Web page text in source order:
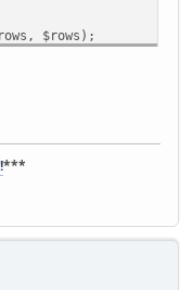
$rows);
$rows);
***